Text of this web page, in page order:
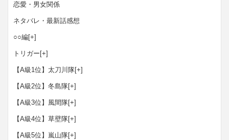
恋愛・男女関係
ネタバレ・最新話感想
○○編[+]
トリガー [+]
【A級1位】太刀川隊[+]
【A級2位】冬島隊[+]
【A級3位】風間隊[+]
【A級4位】草壁隊[+]
【A級5位】嵐山隊[+]